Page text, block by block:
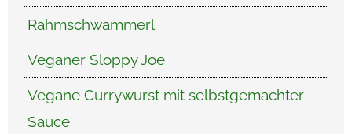
Rahmschwammerl
Veganer Sloppy Joe
Vegane Currywurst mit selbstgemachter
Sauce